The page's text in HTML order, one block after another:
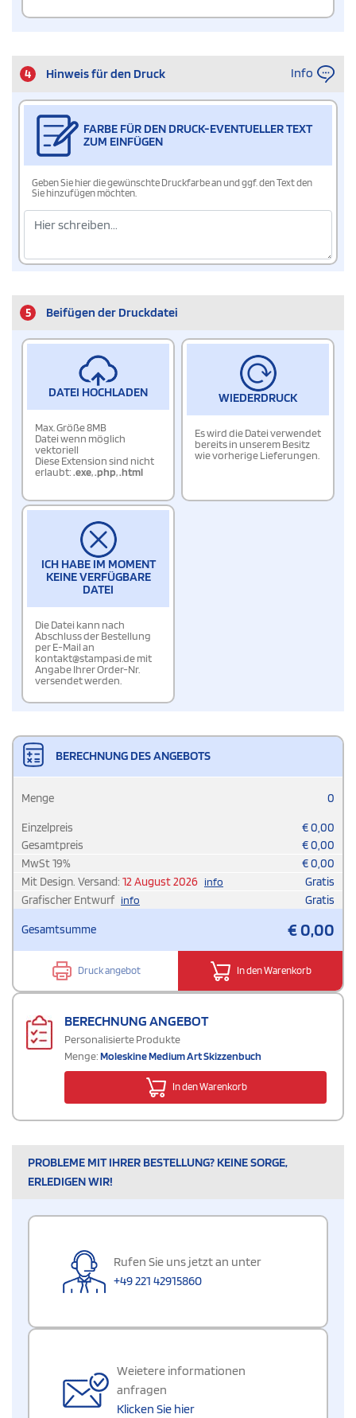
4 Hinweis für den Druck Info
FARBE FÜR DEN DRUCK-EVENTUELLER TEXT
ZUM EINFÜGEN
Geben Sie hier die gewünschte Druckfarbe an und ggf. den Text den
Sie hinzufügen möchten.
5 Beifügen der Druckdatei
DATEI HOCHLADEN
Max. Größe 8MB
Datei wenn möglich
vektoriell
Diese Extension sind nicht
erlaubt:.exe,.php,.html
WIEDERDRUCK
Es wird die Datei verwendet
bereits in unserem Besitz
wie vorherige Lieferungen.
ICH HABE IM MOMENT
KEINE VERFÜGBARE
DATEI
Die Datei kann nach
Abschluss der Bestellung
per E-Mail an
kontakt@stampasi.de mit
Angabe Ihrer Order-Nr.
versendet werden.
BERECHNUNG DES ANGEBOTS
Menge 0
Einzelpreis €0,00
Gesamtpreis
€0,00
MwSt19% €0,00
Mit Design. Versand: 12 August 2026 info
Gratis
Grafischer Entwurf info Gratis
Gesamtsumme €0,00
Druck angebot In den Warenkorb
BERECHNUNG ANGEBOT
Personalisierte Produkte
Menge:Moleskine Medium Art Skizzenbuch
In den Warenkorb
PROBLEME MIT IHRER BESTELLUNG? KEINE SORGE,
ERLEDIGEN WIR!
Rufen Sie uns jetzt an unter
+49 221 42915860
Weietere informationen
anfragen
Klicken Sie hier